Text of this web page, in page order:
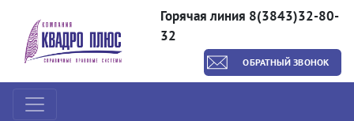
Горячая линия 8(3843)32-80-
32
ОБРАТНЫЙ ЗВОНОК